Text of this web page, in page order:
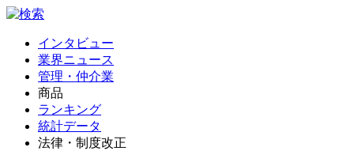
インタビュー
業界ニュース
管理・仲介業
商品
ランキング
統計データ
法律・制度改正